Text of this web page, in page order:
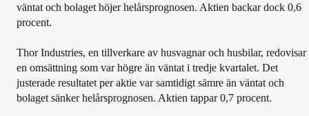
väntat och bolaget höjer helårsprognosen. Aktien backar dock 0,6
procent.
Thor Industries, en tillverkare av husvagnar och husbilar, redovisar
en omsättning som var högre än väntat i tredje kvartalet. Det
justerade resultatet per aktie var samtidigt sämre än väntat och
bolaget sänker helårsprognosen. Aktien tappar 0,7 procent.